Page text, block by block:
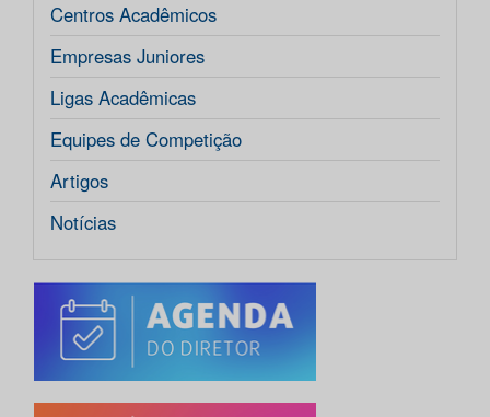
Centros Acadêmicos
Empresas Juniores
Ligas Acadêmicas
Equipes de Competição
Artigos
Notícias